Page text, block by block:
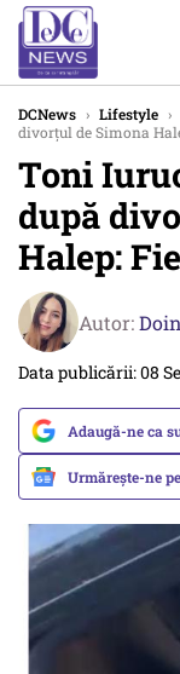
DCNews › Lifestyle ›
divorțul de Simona
Toni
după
Halep:
Autor:
Data publicării: 08
Adaugă-ne ca
Urmărește-ne